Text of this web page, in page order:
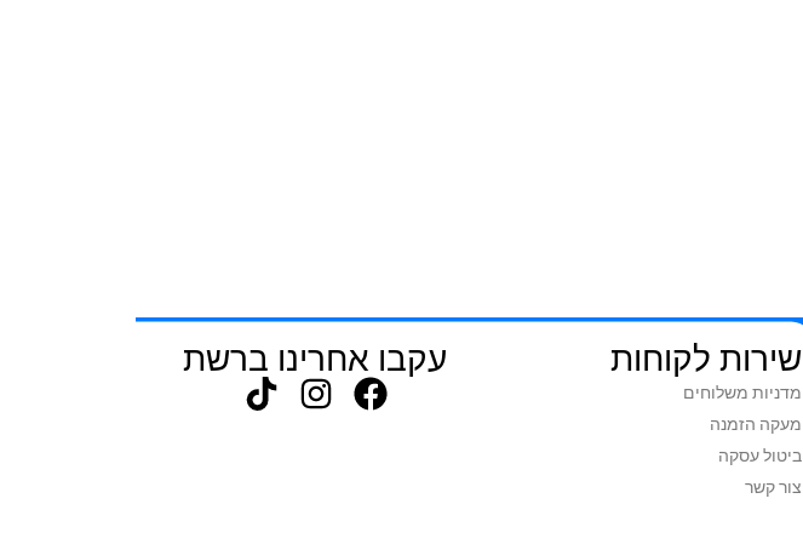
שירות לקוחות
מדניות משלוחים
מעקה הזמנה
ביטול עסקה
צור קשר
עקבו אחרינו ברשת